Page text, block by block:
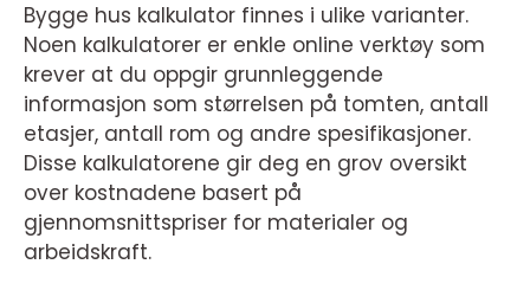
Bygge hus kalkulator finnes i ulike varianter.
Noen kalkulatorer er enkle online verktøy som
krever at du oppgir grunnleggende
informasjon som størrelsen på tomten, antall
etasjer, antall rom og andre spesifikasjoner.
Disse kalkulatorene gir deg en grov oversikt
over kostnadene basert på
gjennomsnittspriser for materialer og
arbeidskraft.